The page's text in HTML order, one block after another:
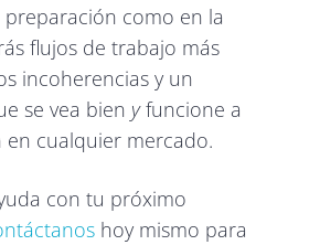
preparación como en la
flujos de trabajo más
incoherencias y un
se vea bien yfuncione a
en cualquier mercado.
con tu próximo
hoy mismo para